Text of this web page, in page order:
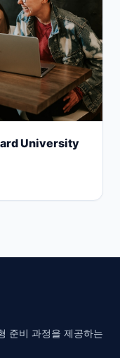
University
준비 과정을 제공하는